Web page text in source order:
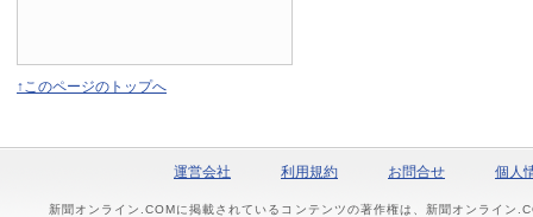
↑このページのトップへ
運営会社 利用規約 お問合せ 個人
新聞オンライン.COMに掲載されているコンテンツの著作権は、新聞オンライン